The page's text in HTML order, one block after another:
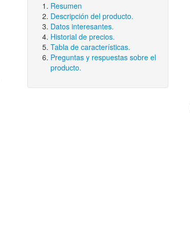
Resumen
Descripción del producto.
Datos interesantes.
Historial de precios.
Tabla de características.
Preguntas y respuestas sobre el
producto.